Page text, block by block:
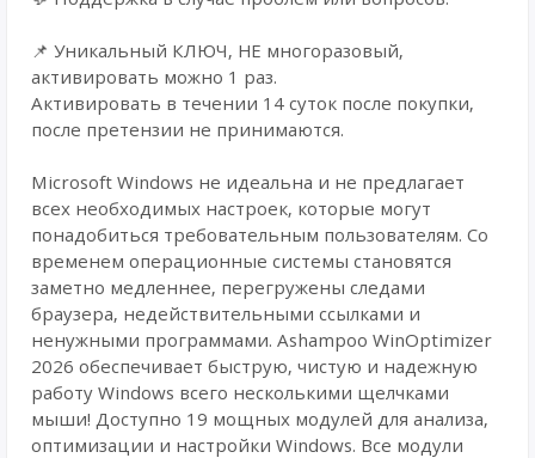
📌 Уникальный КЛЮЧ, НЕ многоразовый,
активировать можно 1 раз.
Активировать в течении 14 суток после покупки,
после претензии не принимаются.
Microsoft Windows не идеальна и не предлагает
всех необходимых настроек, которые могут
понадобиться требовательным пользователям. Со
временем операционные системы становятся
заметно медленнее, перегружены следами
браузера, недействительными ссылками и
ненужными программами. Ashampoo WinOptimizer
2026 обеспечивает быструю, чистую и надежную
работу Windows всего несколькими щелчками
мыши! Доступно 19 мощных модулей для анализа,
оптимизации и настройки Windows. Все модули